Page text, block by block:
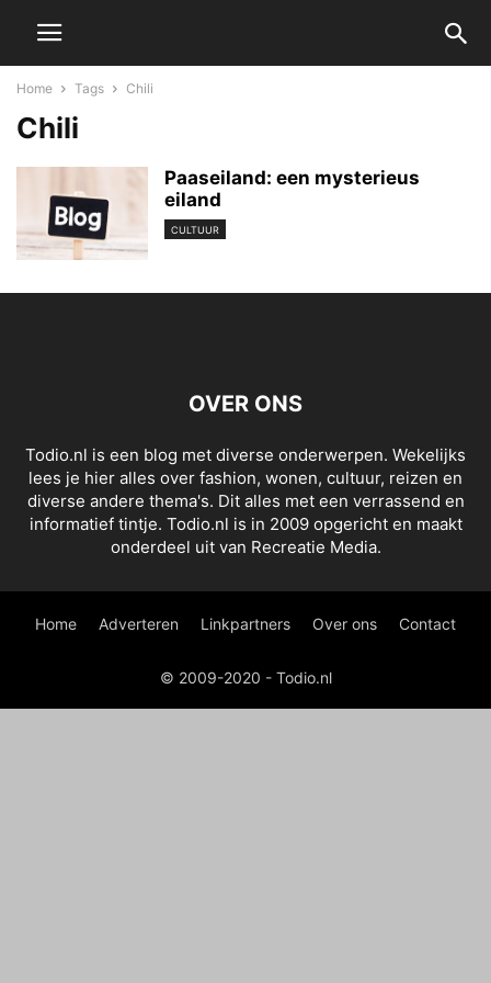
Home Tags Chili
Chili
Paaseiland: een mysterieus
eiland
CULTUUR
OVER ONS
Todio.nl is een blog met diverse onderwerpen. Wekelijks
lees je hier alles over fashion, wonen, cultuur, reizen en
diverse andere thema's. Dit alles met een verrassend en
informatief tintje. Todio.nl is in 2009 opgericht en maakt
onderdeel uit van Recreatie Media.
Home Adverteren Linkpartners Over ons Contact
© 2009-2020 - Todio.nl